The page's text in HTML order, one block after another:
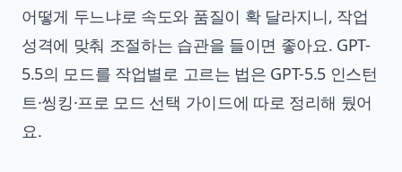
어떻게 두느냐로 속도와 품질이 확 달라지니, 작업
성격에 맞춰 조절하는 습관을 들이면 좋아요. GPT-
5.5의 모드를 작업별로 고르는 법은 GPT-5.5 인스턴
트·씽킹·프로 모드 선택 가이드에 따로 정리해 뒀어
요.